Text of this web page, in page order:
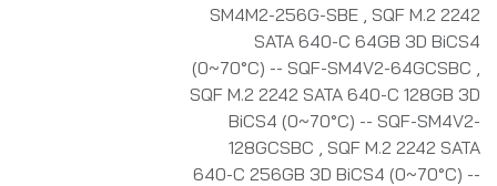
SM4M2-256G-SBE SQF M.2 2242
SATA 640-C 64GB 3D BiCS4
(0~70°C) -- SQF-SM4V2-64GCSBC
SQF M.2 2242 SATA 640-C 128GB 3D
BiCS4 (0~70°C) -- SQF-SM4V2-
128GCSBC
SQF M.2 2242 SATA
640-C 256GB 3D BiCS4 (0~70°C) --